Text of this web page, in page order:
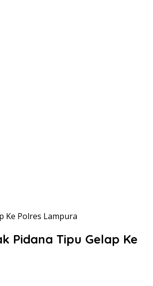
Ke Polres Lampura
Pidana Tipu Gelap Ke